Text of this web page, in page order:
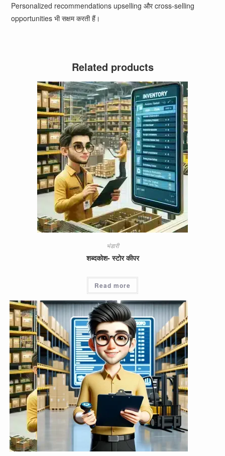
Personalized recommendations upselling और cross-selling
opportunities भी सक्षम करती हैं।
Related products
भंडारी
शब्दकोश- स्टोर कीपर
Read more